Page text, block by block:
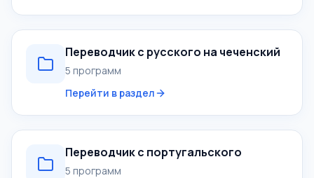
Переводчик с русского на чеченский
5 программ
Перейти в раздел
Переводчик с португальского
5 программ